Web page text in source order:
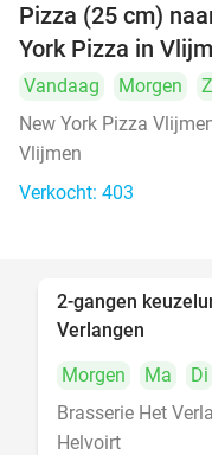
Pizza (25 cm)
York Pizza in
Vandaag Morgen
New York Pizza
Vlijmen
Verkocht: 403
2-gangen
Verlangen
Morgen
Ma Di
Brasserie Het
Helvoirt